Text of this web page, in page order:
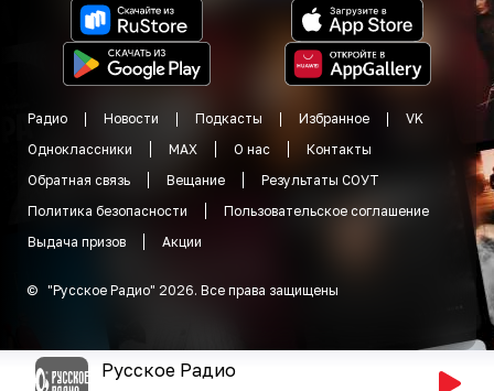
Радио Новости Подкасты Избранное
VK
Одноклассники
MAX О нас
Контакты
Обратная связь
Вещание
Результаты СОУТ
Политика безопасности
Пользовательское соглашение
Выдача призов
Акции
© "Русское Радио" 2026. Все права защищены
Русское Радио